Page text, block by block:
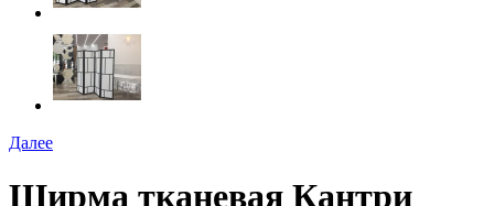
Далее
Ширма тканевая Кантри